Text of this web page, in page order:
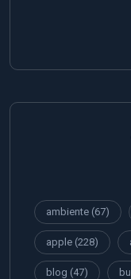
ambiente (67)
apple (228)
blog (47)